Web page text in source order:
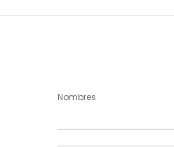
Nombres